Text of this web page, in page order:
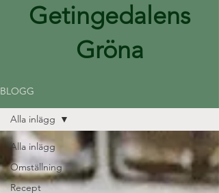
Getingedalens
Gröna
BLOGG
Alla inlägg
Omställning
Recept
Alla inlägg